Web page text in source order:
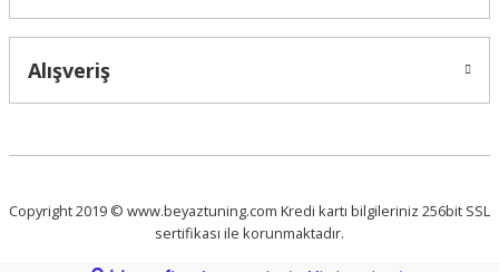
Alışveriş
Copyright 2019 © www.beyaztuning.com Kredi kartı bilgileriniz 256bit SSL
sertifikası ile korunmaktadır.